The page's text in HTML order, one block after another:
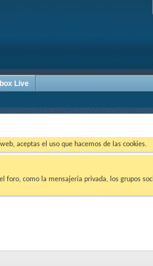
Live
aceptas el uso que hacemos de las cookies.
foro, como la mensajería privada, los grupos